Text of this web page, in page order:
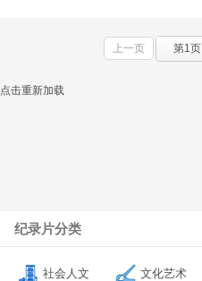
上一页 第1页
点击重新加载
纪录片分类
社会人文 文化艺术